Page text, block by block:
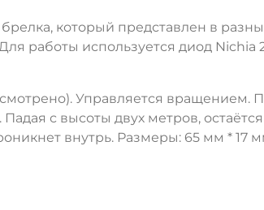
который представлен в
работы используется диод Nichia
Управляется
с высоты двух метров,
внутрь. Размеры: 65 мм * 17